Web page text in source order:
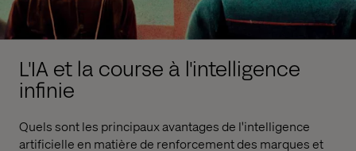
L'IA et la course à l'intelligence
infinie
Quels sont les principaux avantages de l'intelligence
artificielle en matière de renforcement des marques et